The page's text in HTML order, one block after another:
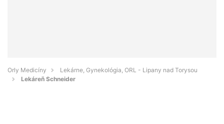
Orly Medicíny
Lekárne, Gynekológia, ORL - Lipany nad Torysou
Lekáreň Schneider